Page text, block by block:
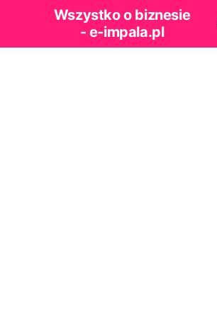
Wszystko o biznesie
- e-impala.pl